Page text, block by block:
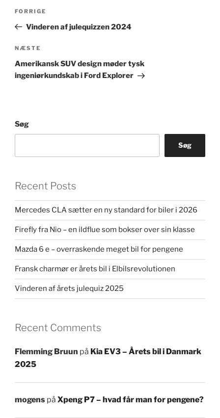
Forrige
indlæg
FORRIGE
Vinderen af julequizzen 2024
Næste
indlæg
NÆSTE
Amerikansk SUV design møder tysk
ingeniørkundskab i Ford Explorer
Søg
Søg
Recent Posts
Mercedes CLA sætter en ny standard for biler i 2026
Firefly fra Nio – en ildflue som bokser over sin klasse
Mazda 6 e – overraskende meget bil for pengene
Fransk charmør er årets bil i Elbilsrevolutionen
Vinderen af årets julequiz 2025
Recent Comments
Flemming Bruun på Kia EV3 – Årets bil i Danmark
2025
mogens på Xpeng P7 – hvad får man for pengene?